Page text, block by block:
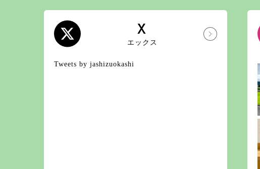
X
エックス
Tweets by jashizuokashi